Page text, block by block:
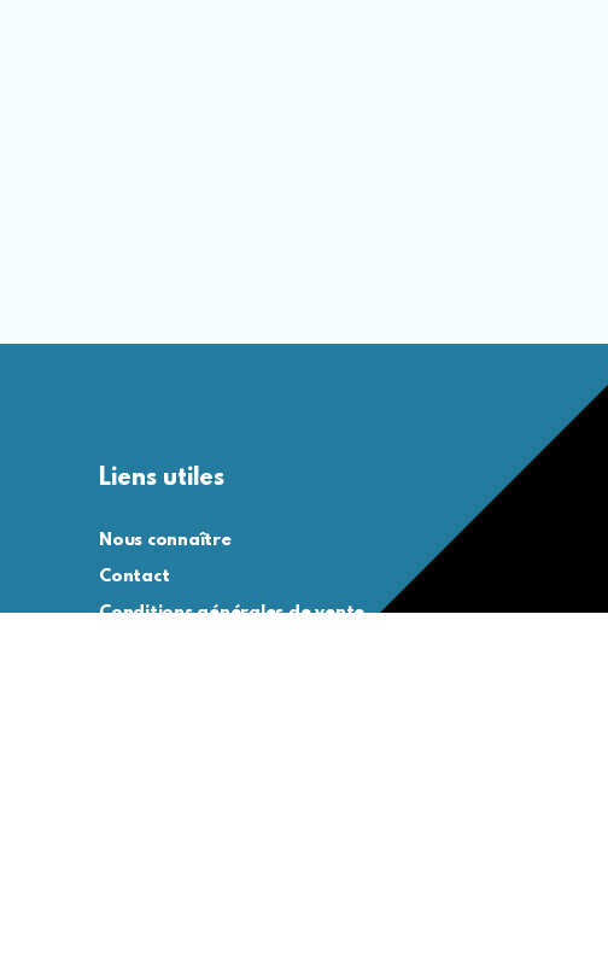
Liens utiles
Nous connaître
Contact
Conditions générales de vente